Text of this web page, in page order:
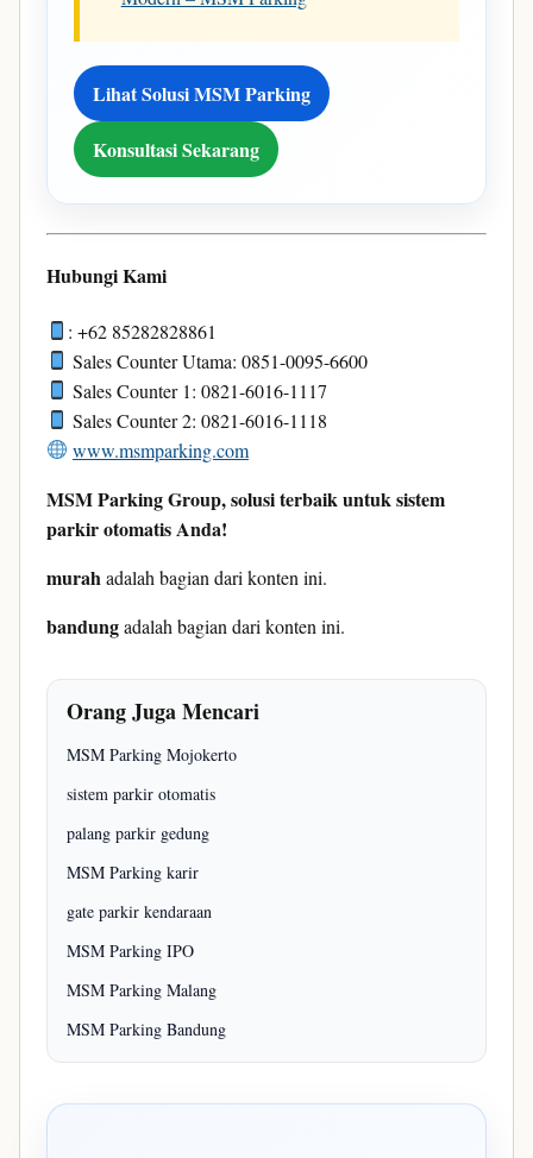
Lihat Solusi MSM Parking
Konsultasi Sekarang
Hubungi Kami
: +62 85282828861
Sales Counter Utama: 0851-0095-6600
Sales Counter 1: 0821-6016-1117
Sales Counter 2: 0821-6016-1118
www.msmparking.com
MSM Parking Group, solusi terbaik untuk sistem
parkir otomatis Anda!
murah adalah bagian dari konten ini.
bandungadalah bagian dari konten ini.
Orang Juga Mencari
MSM Parking Mojokerto
sistem parkir otomatis
palang parkir gedung
MSM Parking karir
gate parkir kendaraan
MSM Parking IPO
MSM Parking Malang
MSM Parking Bandung